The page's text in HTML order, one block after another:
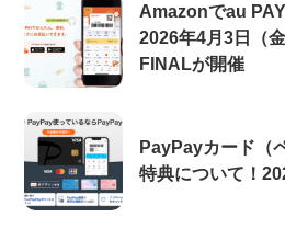
Amazonでau
2026年4月3日（
FINALが開催
PayPayカード（
特典について！